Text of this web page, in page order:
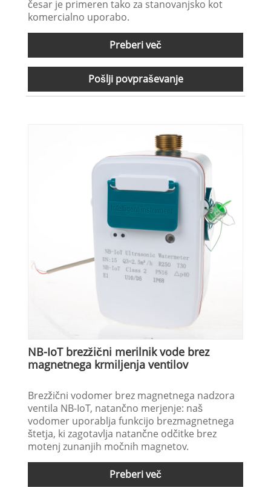
česar je primeren tako za stanovanjsko kot
komercialno uporabo.
Preberi več
Pošlji povpraševanje
NB-IoT brezžični merilnik vode brez
magnetnega krmiljenja ventilov
Brezžični vodomer brez magnetnega nadzora
ventila NB-IoT, natančno merjenje: naš
vodomer uporablja funkcijo brezmagnetnega
štetja, ki zagotavlja natančne odčitke brez
motenj zunanjih močnih magnetov.
Preberi več